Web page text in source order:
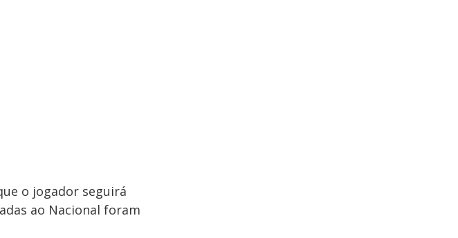
o jogador seguirá
ao Nacional foram